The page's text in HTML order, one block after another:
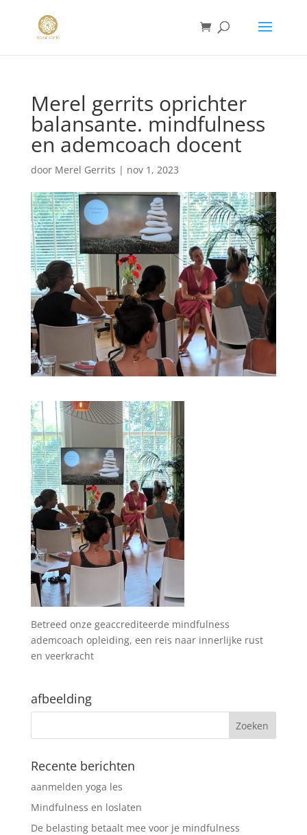
Merel gerrits oprichter
balansante. mindfulness
en ademcoach docent
door Merel Gerrits | nov 1, 2023
Betreed onze geaccrediteerde mindfulness
ademcoach opleiding, een reis naar innerlijke rust
en veerkracht
afbeelding
Recente berichten
aanmelden yoga les
Mindfulness en loslaten
De belasting betaalt mee voor je mindfulness